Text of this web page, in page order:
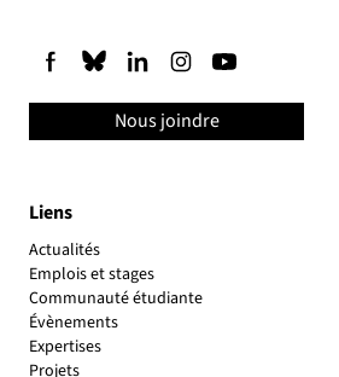
Liens
Actualités
Emplois et stages
Communauté étudiante
Évènements
Expertises
Projets
Nous joindre